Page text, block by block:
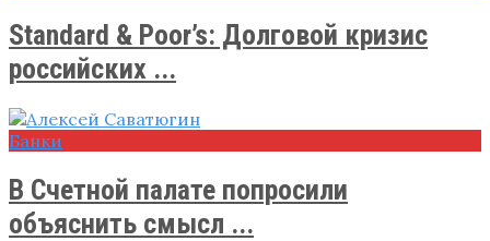
Standard & Poor’s: Долговой кризис
российских ...
Банки
В Счетной палате попросили
объяснить смысл ...